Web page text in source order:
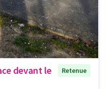
devant le
Retenue